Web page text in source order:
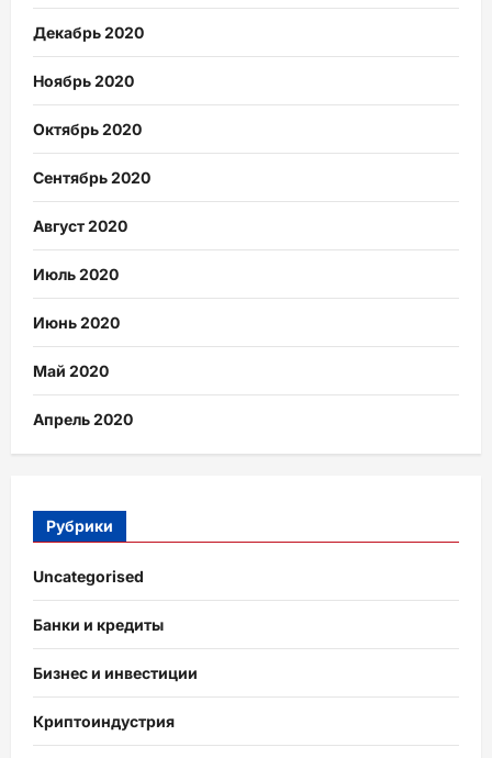
Декабрь 2020
Ноябрь 2020
Октябрь 2020
Сентябрь 2020
Август 2020
Июль 2020
Июнь 2020
Май 2020
Апрель 2020
Рубрики
Uncategorised
Банки и кредиты
Бизнес и инвестиции
Криптоиндустрия